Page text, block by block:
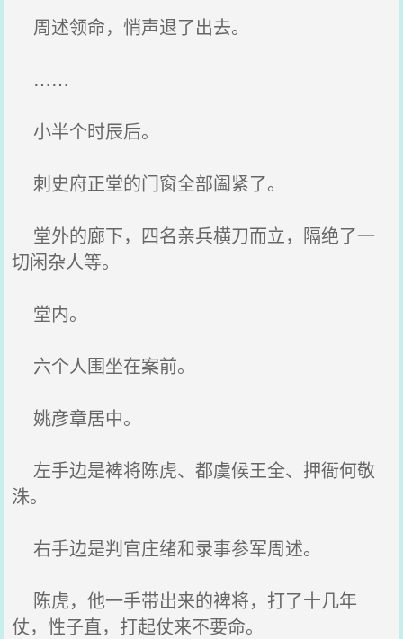
周述领命，悄声退了出去。
……
小半个时辰后。
刺史府正堂的门窗全部阖紧了。
堂外的廊下，四名亲兵横刀而立，隔绝了一
切闲杂人等。
堂内。
六个人围坐在案前。
姚彦章居中。
左手边是裨将陈虎、都虞候王全、押衙何敬
洙。
右手边是判官庄绪和录事参军周述。
陈虎，他一手带出来的裨将，打了十几年
仗，性子直，打起仗来不要命。